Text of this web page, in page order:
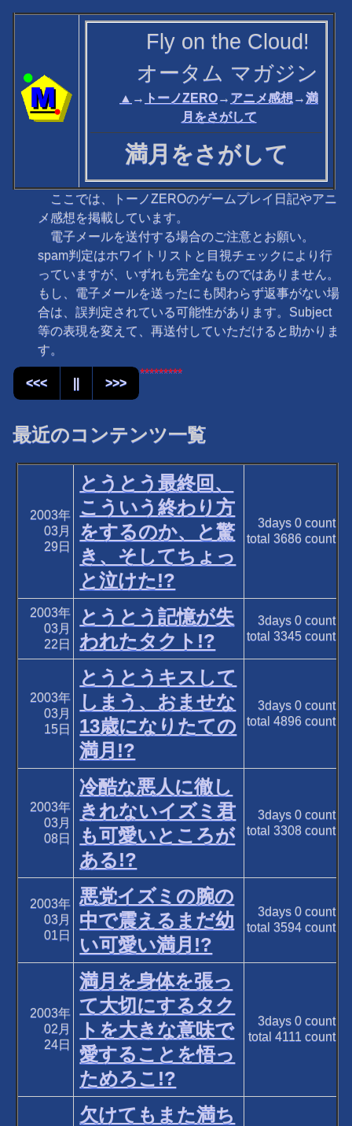
Fly on the Cloud!
オータム マガジン
▲ → トーノZERO→ アニメ感想 →満
月をさがして
満月をさがして
ここでは、トーノZEROのゲームプレイ日記やアニ
メ感想を掲載しています。
電子メールを送付する場合のご注意とお願い。
spam判定はホワイトリストと目視チェックにより行
っていますが、いずれも完全なものではありません。
もし、電子メールを送ったにも関わらず返事がない場
合は、誤判定されている可能性があります。Subject
等の表現を変えて、再送付していただけると助かりま
す。
<<< || >>>
*********
最近のコンテンツ一覧
2003年
03月
29日
とうとう最終回、
こういう終わり方
をするのか、と驚
き、そしてちょっ
と泣けた!?
3days 0count
total 3686count
2003年
03月
22日
とうとう記憶が失
われたタクト!?
3days 0count
total 3345count
2003年
03月
15日
とうとうキスして
しまう、おませな
13歳になりたての
満月!?
3days 0count
total 4896count
2003年
03月
08日
冷酷な悪人に徹し
きれないイズミ君
も可愛いところが
ある!?
3days 0count
total 3308count
2003年
03月
01日
悪党イズミの腕の
中で震えるまだ幼
い可愛い満月!?
3days 0count
total 3594count
2003年
02月
24日
満月を身体を張っ
て大切にするタク
トを大きな意味で
愛することを悟っ
ためろこ!?
3days 0count
total 4111 count
欠けてもまた満ち